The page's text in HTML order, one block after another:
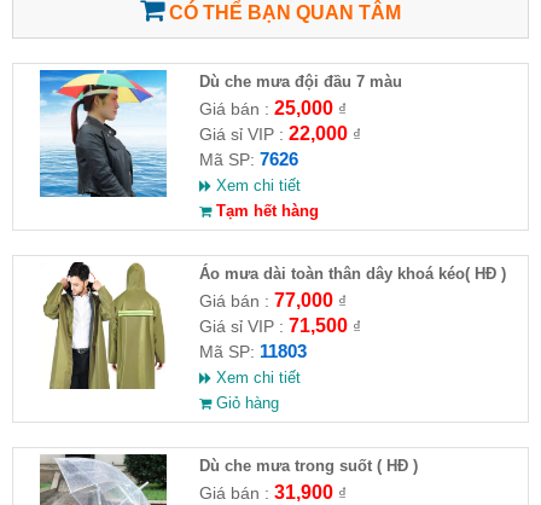
CÓ THỂ BẠN QUAN TÂM
Dù che mưa đội đầu 7 màu
Giá bán : 25,000₫
Giá sỉ VIP : 22,000₫
Mã SP: 7626
Xem chi tiết
Tạm hết hàng
Áo mưa dài toàn thân dây khoá kéo( HĐ )
Giá bán : 77,000₫
Giá sỉ VIP : 71,500₫
Mã SP: 11803
Xem chi tiết
Giỏ hàng
Dù che mưa trong suốt ( HĐ )
Giá bán : 31,900₫